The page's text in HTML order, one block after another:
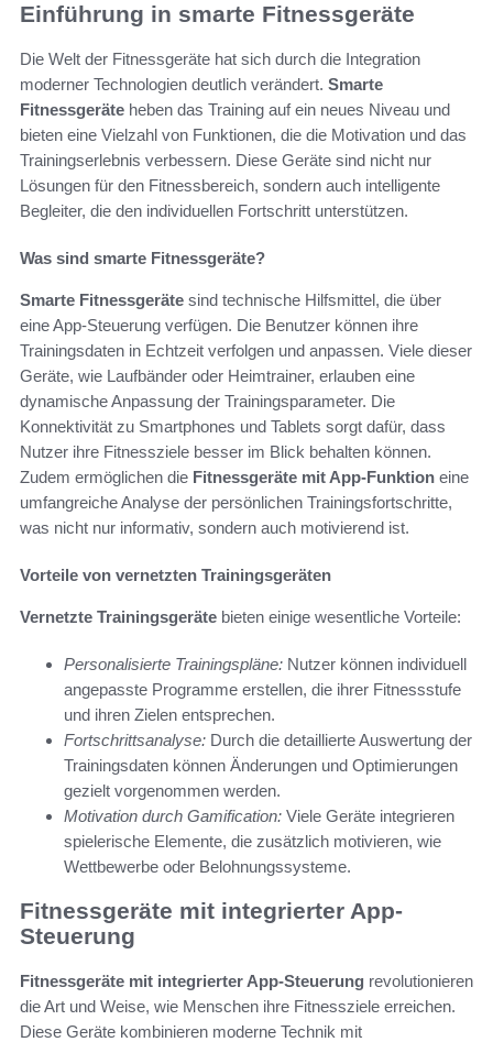
Einführung in smarte Fitnessgeräte
Die Welt der Fitnessgeräte hat sich durch die Integration
moderner Technologien deutlich verändert. Smarte
Fitnessgeräte heben das Training auf ein neues Niveau und
bieten eine Vielzahl von Funktionen, die die Motivation und das
Trainingserlebnis verbessern. Diese Geräte sind nicht nur
Lösungen für den Fitnessbereich, sondern auch intelligente
Begleiter, die den individuellen Fortschritt unterstützen.
Was sind smarte Fitnessgeräte?
Smarte Fitnessgeräte sind technische Hilfsmittel, die über
eine App-Steuerung verfügen. Die Benutzer können ihre
Trainingsdaten in Echtzeit verfolgen und anpassen. Viele dieser
Geräte, wie Laufbänder oder Heimtrainer, erlauben eine
dynamische Anpassung der Trainingsparameter. Die
Konnektivität zu Smartphones und Tablets sorgt dafür, dass
Nutzer ihre Fitnessziele besser im Blick behalten können.
Zudem ermöglichen die Fitnessgeräte mit App-Funktion eine
umfangreiche Analyse der persönlichen Trainingsfortschritte,
was nicht nur informativ, sondern auch motivierend ist.
Vorteile von vernetzten Trainingsgeräten
Vernetzte Trainingsgeräte bieten einige wesentliche Vorteile:
Personalisierte Trainingspläne: Nutzer können individuell
angepasste Programme erstellen, die ihrer Fitnessstufe
und ihren Zielen entsprechen.
Fortschrittsanalyse: Durch die detaillierte Auswertung der
Trainingsdaten können Änderungen und Optimierungen
gezielt vorgenommen werden.
Motivation durch Gamification: Viele Geräte integrieren
spielerische Elemente, die zusätzlich motivieren, wie
Wettbewerbe oder Belohnungssysteme.
Fitnessgeräte mit integrierter App-
Steuerung
Fitnessgeräte mit integrierter App-Steuerung revolutionieren
die Art und Weise, wie Menschen ihre Fitnessziele erreichen.
Diese Geräte kombinieren moderne Technik mit